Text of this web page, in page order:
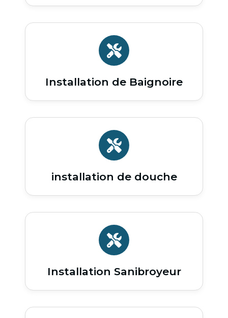
Installation de Baignoire
installation de douche
Installation Sanibroyeur